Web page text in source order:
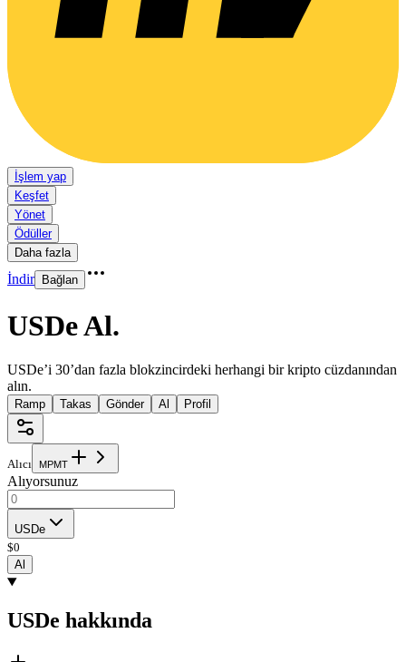
İşlem yap
Keşfet
Yönet
Ödüller
Daha fazla
İndir Bağlan
USDe Al.
USDe’i 30’dan fazla blokzincirdeki herhangi bir kripto cüzdanından
alın.
Ramp Takas Gönder Al Profil
Alıcı MPMT
Alıyorsunuz
USDe
$0
Al
USDe hakkında